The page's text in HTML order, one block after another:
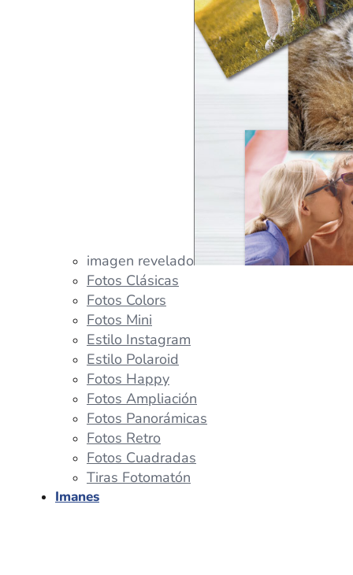
imagen revelado
Fotos Clásicas
Fotos Colors
Fotos Mini
Estilo Instagram
Estilo Polaroid
Fotos Happy
Fotos Ampliación
Fotos Panorámicas
Fotos Retro
Fotos Cuadradas
Tiras Fotomatón
Imanes